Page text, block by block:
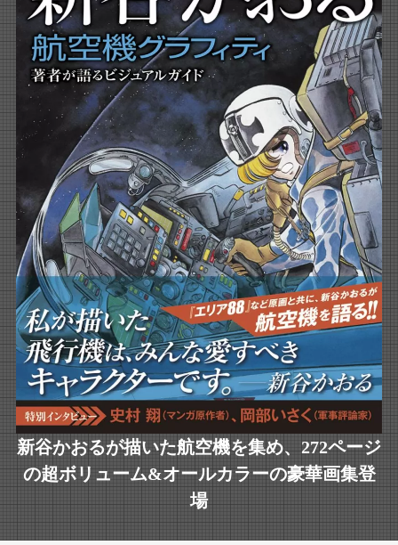
新谷かおるが描いた航空機を集め、272ページ
の超ボリューム&オールカラーの豪華画集登
場